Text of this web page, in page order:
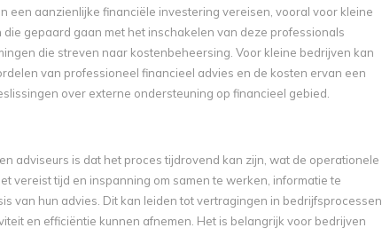
een aanzienlijke financiële investering vereisen, vooral voor kleine
gepaard gaan met het inschakelen van deze professionals
die streven naar kostenbeheersing. Voor kleine bedrijven kan
van professioneel financieel advies en de kosten ervan een
over externe ondersteuning op financieel gebied.
adviseurs is dat het proces tijdrovend kan zijn, wat de operationele
vereist tijd en inspanning om samen te werken, informatie te
van hun advies. Dit kan leiden tot vertragingen in bedrijfsprocessen
en efficiëntie kunnen afnemen. Het is belangrijk voor bedrijven